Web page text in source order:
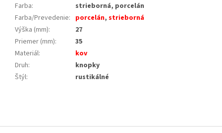
Farba:
strieborná, porcelán
Farba/Prevedenie: porcelán, strieborná
Výška (mm):
27
Priemer (mm):
35
Materiál:
kov
Druh:
knopky
Štýl: rustikálné
á